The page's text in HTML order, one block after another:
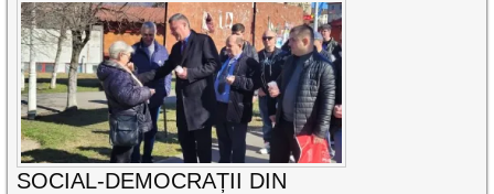
SOCIAL-DEMOCRAȚII DIN